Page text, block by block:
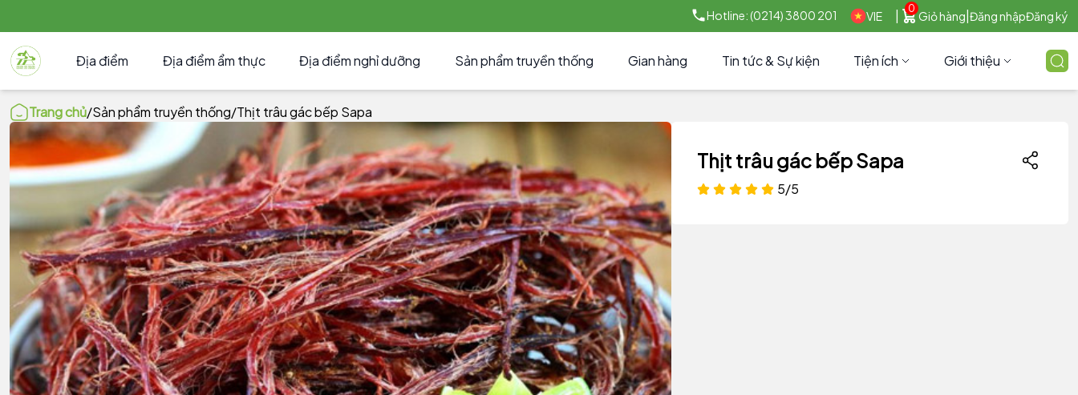
Hotline: (0214) 3800 201 VIE
0
Giỏ hàng Đăng nhậpĐăng ký
Địa điểm Địa điểm ẩm thực Địa điểm nghỉ dưỡng Sản phẩm truyền thống Gian hàng Tin tức & Sự kiện Tiện ích Giới thiệu
Trang chủ/Sản phẩm truyền thống/Thịt trâu gác bếp Sapa
Thịt trâu gác bếp Sapa
5/5